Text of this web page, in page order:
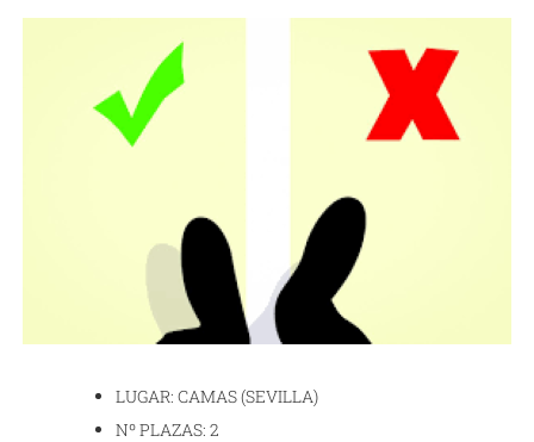
LUGAR: CAMAS (SEVILLA)
Nº PLAZAS: 2